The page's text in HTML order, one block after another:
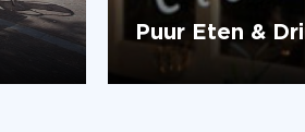
Puur Eten &